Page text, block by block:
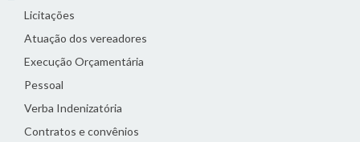
Licitações
Atuação dos vereadores
Execução Orçamentária
Pessoal
Verba Indenizatória
Contratos e convênios